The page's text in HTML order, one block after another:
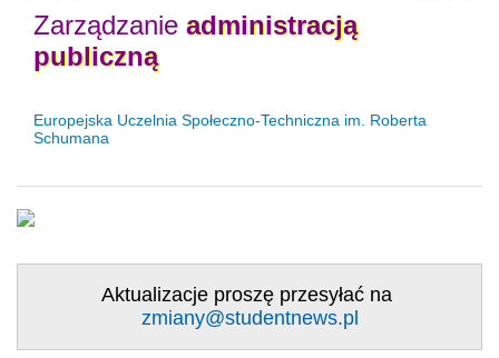
Zarządzanie administracją
publiczną
Europejska Uczelnia Społeczno-Techniczna im. Roberta
Schumana
Aktualizacje proszę przesyłać na
zmiany@studentnews.pl